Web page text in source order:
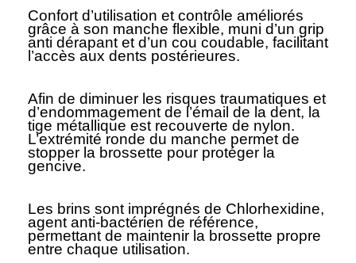
Confort d’utilisation et contrôle améliorés
grâce à son manche flexible, muni d’un grip
anti dérapant et d’un cou coudable, facilitant
l’accès aux dents postérieures.
Afin de diminuer les risques traumatiques et
d’endommagement de l’émail de la dent, la
tige métallique est recouverte de nylon.
L’extrémité ronde du manche permet de
stopper la brossette pour protéger la
gencive.
Les brins sont imprégnés de Chlorhexidine,
agent anti-bactérien de référence,
permettant de maintenir la brossette propre
entre chaque utilisation.